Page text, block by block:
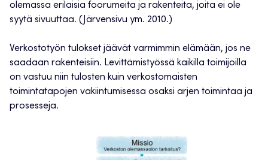
olemassa erilaisia foorumeita ja rakenteita, joita ei ole
syytä sivuuttaa. (Järvensivu ym. 2010.)
Verkostotyön tulokset jäävät varmimmin elämään, jos ne
saadaan rakenteisiin. Levittämistyössä kaikilla toimijoilla
on vastuu niin tulosten kuin verkostomaisten
toimintatapojen vakiintumisessa osaksi arjen toimintaa ja
prosesseja.